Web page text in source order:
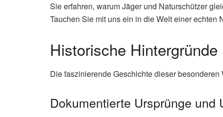
Sie erfahren, warum Jäger und Naturschützer
Tauchen Sie mit uns ein in die Welt einer echten
Historische
Die faszinierende Geschichte dieser
Dokumentierte Ursprünge und